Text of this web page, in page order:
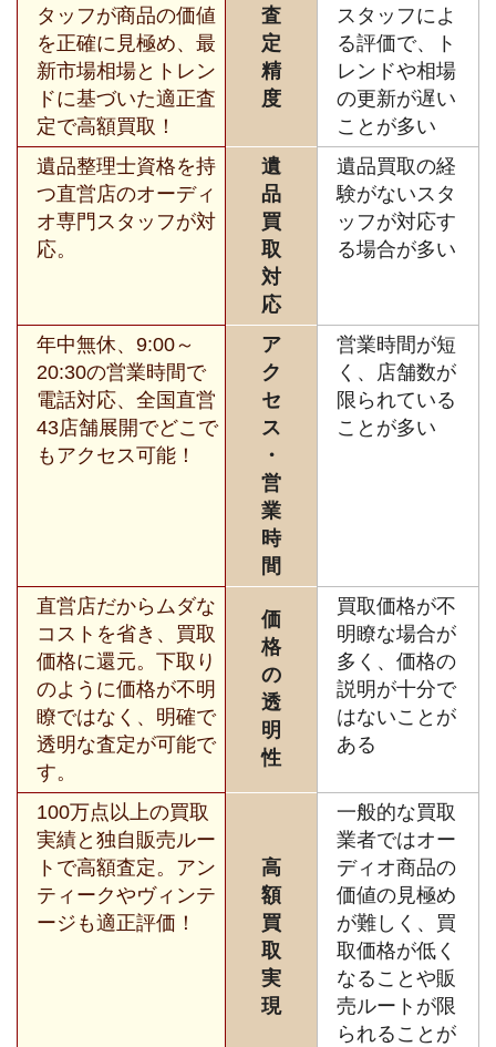
タッフが商品の価値
を正確に見極め、最
新市場相場とトレン
ドに基づいた適正査
定で高額買取！
査
定
精
度
スタッフによ
る評価で、ト
レンドや相場
の更新が遅い
ことが多い
遺品整理士資格を持
つ直営店のオーディ
オ専門スタッフが対
応。
遺
品
買
取
対
応
遺品買取の経
験がないスタ
ッフが対応す
る場合が多い
年中無休、9:00～
20:30の営業時間で
電話対応、全国直営
43店舗展開でどこで
もアクセス可能！
ア
ク
セ
ス
・
営
業
時
間
営業時間が短
く、店舗数が
限られている
ことが多い
直営店だからムダな
コストを省き、買取
価格に還元。下取り
のように価格が不明
瞭ではなく、明確で
透明な査定が可能で
す。
価
格
の
透
明
性
買取価格が不
明瞭な場合が
多く、価格の
説明が十分で
はないことが
ある
100万点以上の買取
実績と独自販売ルー
トで高額査定。アン
ティークやヴィンテ
ージも適正評価！
高
額
買
取
実
現
一般的な買取
業者ではオー
ディオ商品の
価値の見極め
が難しく、買
取価格が低く
なることや販
売ルートが限
られることが